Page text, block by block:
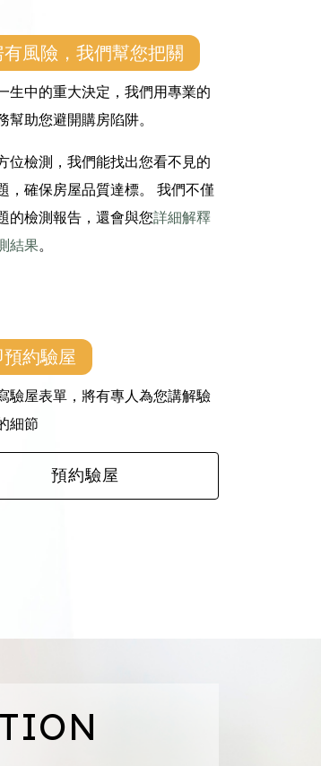
有風險，我們幫您把關
生中的重大決定，我們用專業的
幫助您避開購房陷阱。
位檢測，我們能找出您看不見的
，確保房屋品質達標。 我們不僅
的檢測報告，還會與您詳細解釋
結果。
預約驗屋
驗屋表單，將有專人為您講解驗
細節
預約驗屋
TION